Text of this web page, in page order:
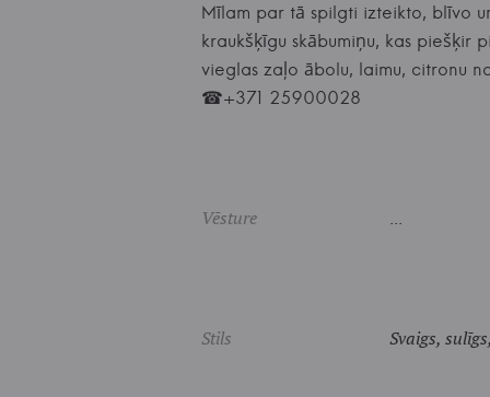
Mīlam par tā spilgti izteikto, blīvo
kraukšķīgu skābumiņu, kas piešķir
vieglas zaļo ābolu, laimu, citronu
☎+371 25900028
Vēsture ...
Stils Svaigs,